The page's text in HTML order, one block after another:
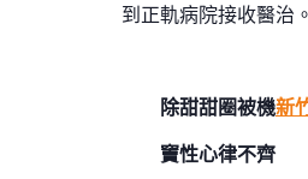
到正軌病院接收醫治。
除甜甜圈被機新
竇性心律不齊